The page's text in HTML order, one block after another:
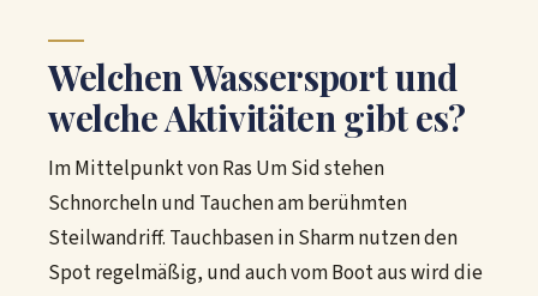
Welchen Wassersport und
welche Aktivitäten gibt es?
Im Mittelpunkt von Ras Um Sid stehen
Schnorcheln und Tauchen am berühmten
Steilwandriff. Tauchbasen in Sharm nutzen den
Spot regelmäßig, und auch vom Boot aus wird die